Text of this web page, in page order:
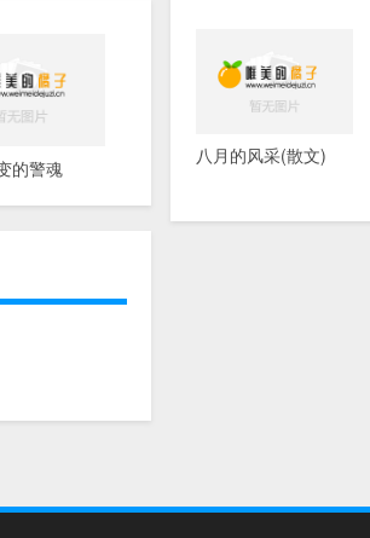
的警魂
八月的风采(散文)